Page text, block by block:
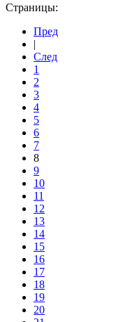
Страницы:
Пред
|
След
1
2
3
4
5
6
7
8
9
10
11
12
13
14
15
16
17
18
19
20